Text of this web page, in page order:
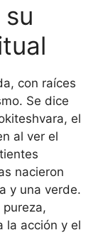
con raíces
Se dice
el
al ver el
nacieron
y una verde.
la acción y el